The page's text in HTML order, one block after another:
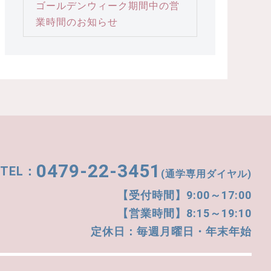
ゴールデンウィーク期間中の営
業時間のお知らせ
0479-22-3451 (通学専用ダイヤル)
【受付時間】9:00～17:00
【営業時間】8:15～19:10
定休日：毎週月曜日・年末年始